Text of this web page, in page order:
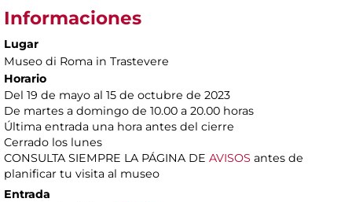
Informaciones
Lugar
Museo di Roma in Trastevere
Horario
Del 19 de mayo al 15 de octubre de 2023
De martes a domingo de 10.00 a 20.00 horas
Última entrada una hora antes del cierre
Cerrado los lunes
CONSULTA SIEMPRE LA PÁGINA DE AVISOS antes de
planificar tu visita al museo
Entrada